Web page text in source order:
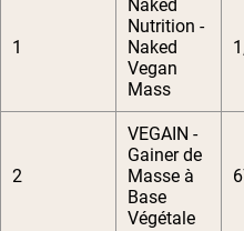
1
Naked
Nutrition -
Naked
Vegan
Mass
2
VEGAIN -
Gainer de
Masse à
Base
Végétale